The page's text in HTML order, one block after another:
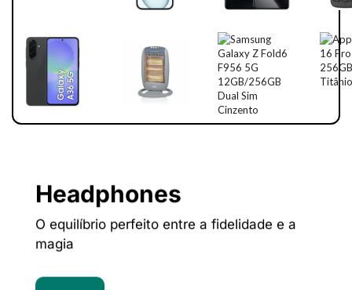
Headphones
O equilíbrio perfeito entre a fidelidade e a
magia